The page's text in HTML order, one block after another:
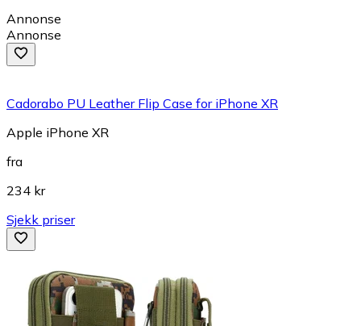
Annonse
Annonse
Cadorabo PU Leather Flip Case for iPhone XR
Apple iPhone XR
fra
234 kr
Sjekk priser